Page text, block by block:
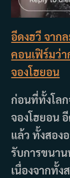
อีดงฮวี จาก
คอนเฟิร์มว่
จองโฮยอน
ก่อนที่ทั้งโล
จองโฮยอน
แล้ว ทั้งสอง
รับการขนา
เนื่องจากทั้